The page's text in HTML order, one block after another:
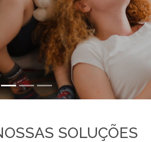
SOLUÇÕES